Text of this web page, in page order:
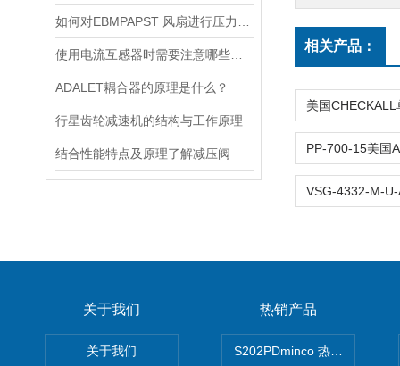
ADALET耦合器的原理是什么？
行星齿轮减速机的结构与工作原理
结合性能特点及原理了解减压阀
相关产品：
关于我们
关于我们
热销产品
S202PDminco 热电阻